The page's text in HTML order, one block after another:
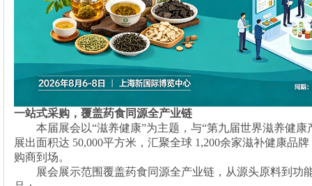
一站式采购，覆盖药食同源全产业链
本届展会以“滋养健康”为主题，与“第九届世界滋养健
展出面积达 50,000平方米，汇聚全球 1,200余家滋补健康品
购商到场。
展会展示范围覆盖药食同源全产业链，从源头原料到功